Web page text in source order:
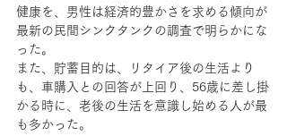
健康を、男性は経済的豊かさを求める傾向が
最新の民間シンクタンクの調査で明らかにな
った。
また、貯蓄目的は、リタイア後の生活より
も、車購入との回答が上回り、56歳に差し掛
かる時に、老後の生活を意識し始める人が最
も多かった。